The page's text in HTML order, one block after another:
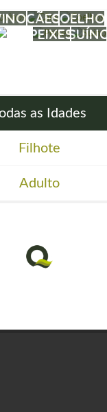
CÃESCOELHOS
PEIXESSUÍNO
as Idades
Filhote
Adulto